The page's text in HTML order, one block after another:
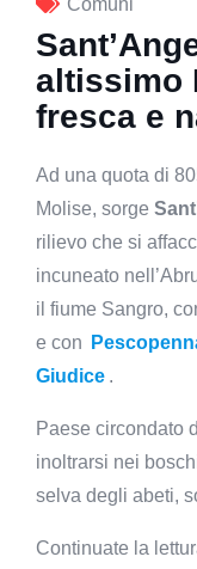
altissimo
fresca e
Ad una quota di
Molise, sorge
rilievo che si
incuneato
il fiume Sangro,
e con
Giudice .
Paese circondato
inoltrarsi nei
selva degli abeti,
Continuate la